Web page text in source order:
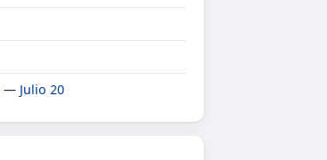
— Julio 20